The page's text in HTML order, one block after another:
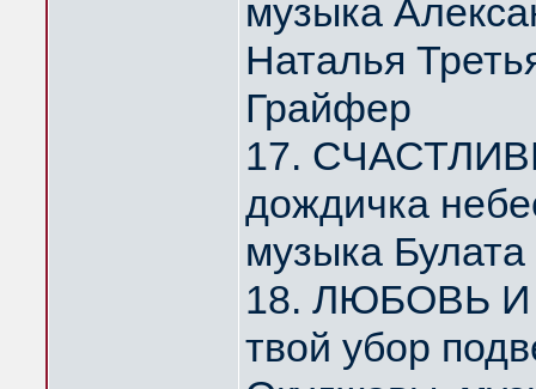
музыка
Наталья
Грайфер
17.
дождичка
музыка
18. ЛЮБОВЬ И
твой убор